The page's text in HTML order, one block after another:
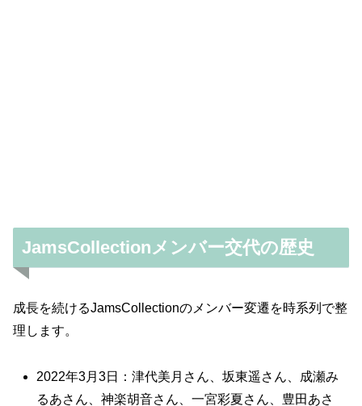
JamsCollectionメンバー交代の歴史
成長を続けるJamsCollectionのメンバー変遷を時系列で整
理します。
2022年3月3日：津代美月さん、坂東遥さん、成瀬み
るあさん、神楽胡音さん、一宮彩夏さん、豊田あさ